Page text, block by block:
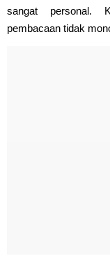
sangat personal.
pembacaan tidak